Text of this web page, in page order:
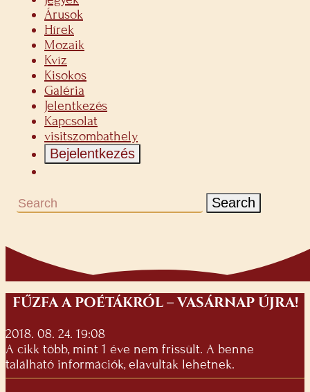
Árusok
Hírek
Mozaik
Kvíz
Kisokos
Galéria
Jelentkezés
Kapcsolat
visitszombathely
Bejelentkezés
Search
FŰZFA A POÉTÁKRÓL – VASÁRNAP ÚJRA!
2018. 08. 24. 19:08
A cikk több, mint 1 éve nem frissült. A benne
található információk, elavultak lehetnek.